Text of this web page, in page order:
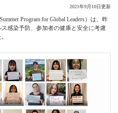
2021年9月10日更新
Program for Global Leaders）は、昨
感染予防、参加者の健康と安全に考慮